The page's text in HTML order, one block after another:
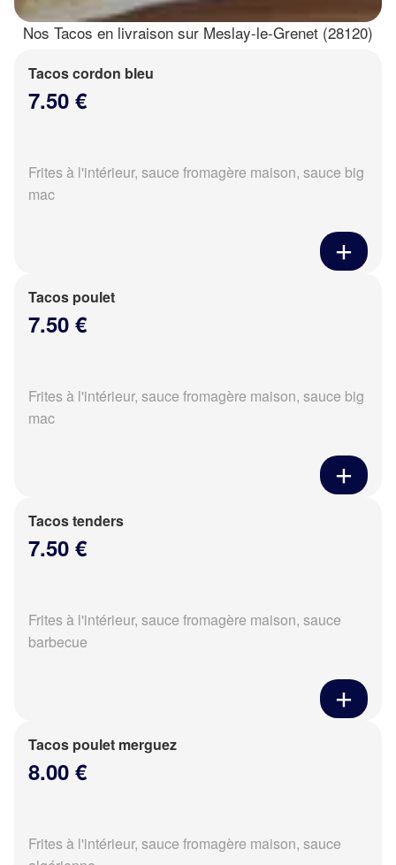
Nos Tacos en livraison sur Meslay-le-Grenet (28120)
Tacos cordon bleu
7.50 €
Frites à l'intérieur, sauce fromagère maison, sauce big
mac
Tacos poulet
7.50 €
Frites à l'intérieur, sauce fromagère maison, sauce big
mac
Tacos tenders
7.50 €
Frites à l'intérieur, sauce fromagère maison, sauce
barbecue
Tacos poulet merguez
8.00 €
Frites à l'intérieur, sauce fromagère maison, sauce